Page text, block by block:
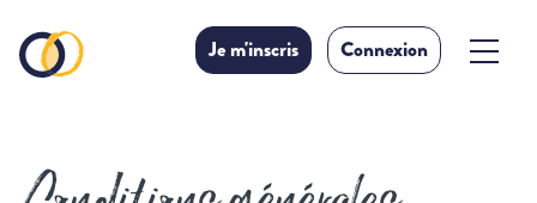
Je m'inscris Connexion